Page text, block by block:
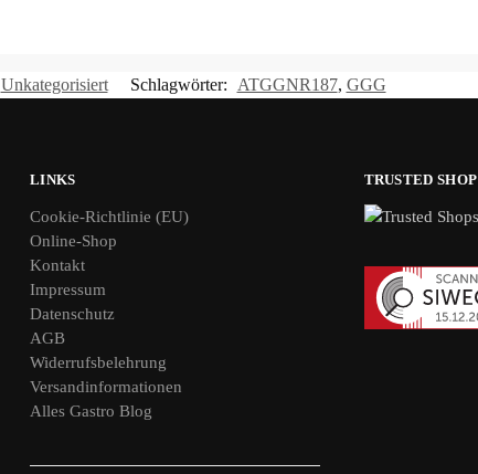
Unkategorisiert Schlagwörter: ATGGNR187, GGG
LINKS
Cookie-Richtlinie (EU)
Online-Shop
Kontakt
Impressum
Datenschutz
AGB
Widerrufsbelehrung
Versandinformationen
Alles Gastro Blog
TRUSTED SHOP